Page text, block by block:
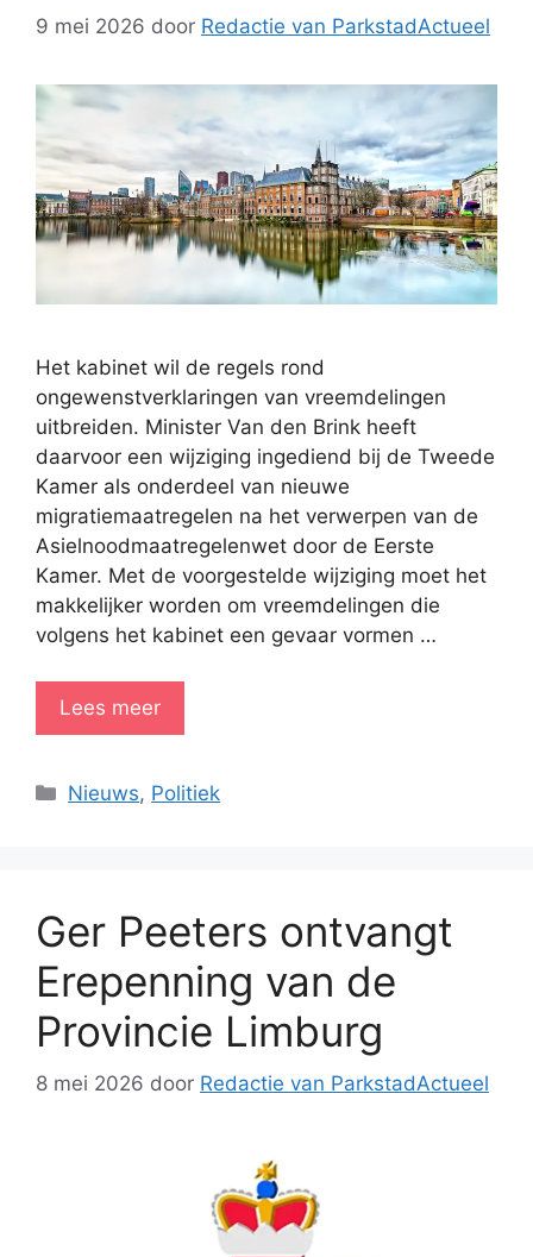
9 mei 2026 door Redactie van ParkstadActueel
Het kabinet wil de regels rond
ongewenstverklaringen van vreemdelingen
uitbreiden. Minister Van den Brink heeft
daarvoor een wijziging ingediend bij de Tweede
Kamer als onderdeel van nieuwe
migratiemaatregelen na het verwerpen van de
Asielnoodmaatregelenwet door de Eerste
Kamer. Met de voorgestelde wijziging moet het
makkelijker worden om vreemdelingen die
volgens het kabinet een gevaar vormen …
Lees meer
Categorieën
Nieuws, Politiek
Ger Peeters ontvangt
Erepenning van de
Provincie Limburg
8 mei 2026 door Redactie van ParkstadActueel